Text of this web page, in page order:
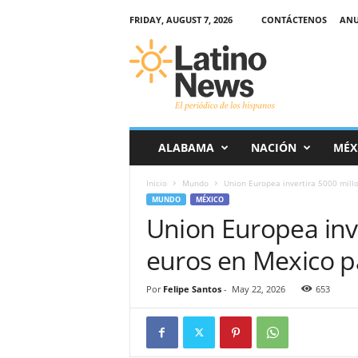
FRIDAY, AUGUST 7, 2026 CONTÁCTENOS
r
ALABAMA NACIÓN
Inicio Mundo Union Europea invertira 5000
MUNDO MÉXICO
Union Europea
euros en Mexico
Por Felipe Santos- May 22, 2026 653